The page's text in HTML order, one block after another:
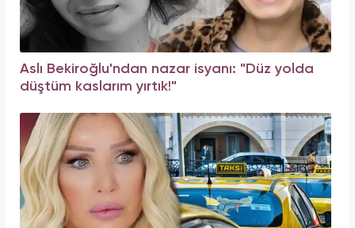
Aslı Bekiroğlu'ndan nazar isyanı: "Düz yolda
düştüm kaslarım yırtık!"